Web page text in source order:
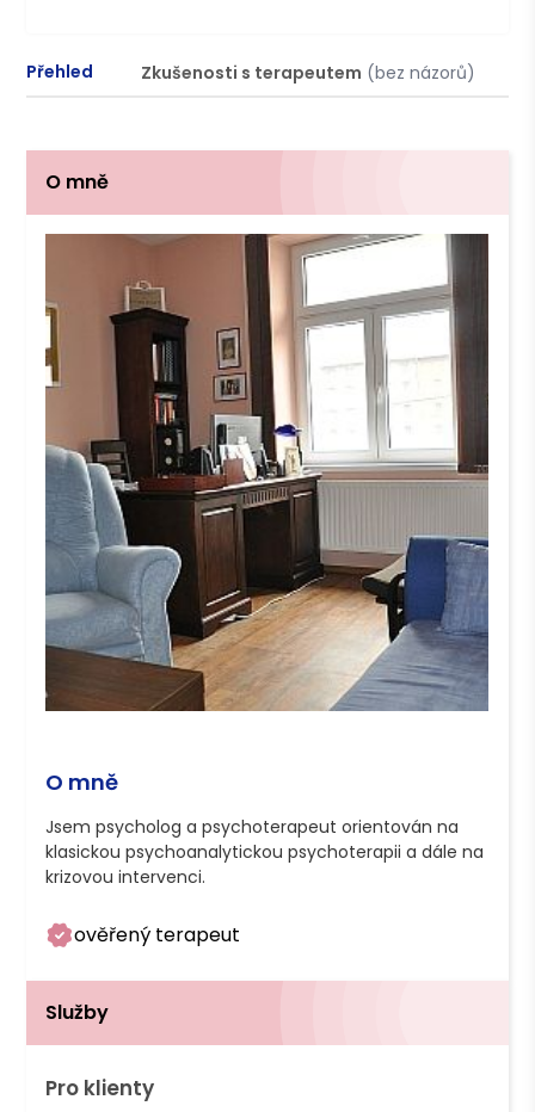
Přehled Zkušenosti s terapeutem (bez názorů)
O mně
O mně
Jsem psycholog a psychoterapeut orientován na
klasickou psychoanalytickou psychoterapii a dále na
ověřený terapeut
Služby
Pro klienty